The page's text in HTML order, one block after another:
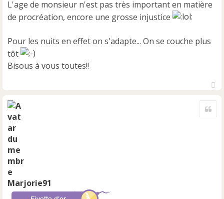
o
n
L'age de monsieur n'est pas très important en matière
de procréation, encore une grosse injustice
Pour les nuits en effet on s'adapte... On se couche plus
tôt
Bisous à vous toutes!!
Marjorie91